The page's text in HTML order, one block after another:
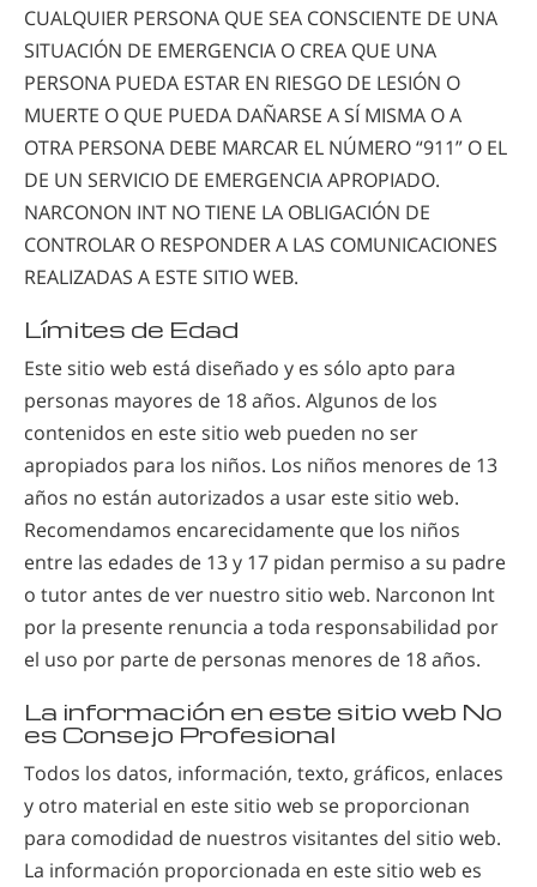
CUALQUIER PERSONA QUE SEA CONSCIENTE DE UNA
SITUACIÓN DE EMERGENCIA O CREA QUE UNA
PERSONA PUEDA ESTAR EN RIESGO DE LESIÓN O
MUERTE O QUE PUEDA DAÑARSE A SÍ MISMA O A
OTRA PERSONA DEBE MARCAR EL NÚMERO “911” O EL
DE UN SERVICIO DE EMERGENCIA APROPIADO.
NARCONON INT NO TIENE LA OBLIGACIÓN DE
CONTROLAR O RESPONDER A LAS COMUNICACIONES
REALIZADAS A ESTE SITIO WEB.
Límites de Edad
Este sitio web está diseñado y es sólo apto para
personas mayores de 18 años. Algunos de los
contenidos en este sitio web pueden no ser
apropiados para los niños. Los niños menores de 13
años no están autorizados a usar este sitio web.
Recomendamos encarecidamente que los niños
entre las edades de 13 y 17 pidan permiso a su padre
o tutor antes de ver nuestro sitio web. Narconon Int
por la presente renuncia a toda responsabilidad por
el uso por parte de personas menores de 18 años.
La información en este sitio web No
es Consejo Profesional
Todos los datos, información, texto, gráficos, enlaces
y otro material en este sitio web se proporcionan
para comodidad de nuestros visitantes del sitio web.
La información proporcionada en este sitio web es